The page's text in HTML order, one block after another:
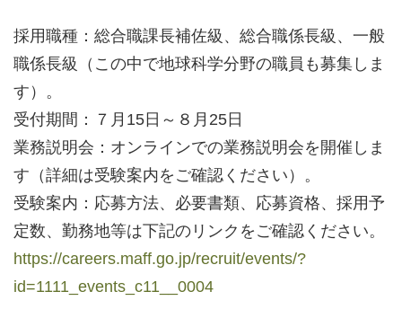
採用職種：総合職課長補佐級、総合職係長級、一般
職係長級（この中で地球科学分野の職員も募集しま
す）。
受付期間：７月15日～８月25日
業務説明会：オンラインでの業務説明会を開催しま
す（詳細は受験案内をご確認ください）。
受験案内：応募方法、必要書類、応募資格、採用予
定数、勤務地等は下記のリンクをご確認ください。
https://careers.maff.go.jp/recruit/events/?
id=1111_events_c11__0004